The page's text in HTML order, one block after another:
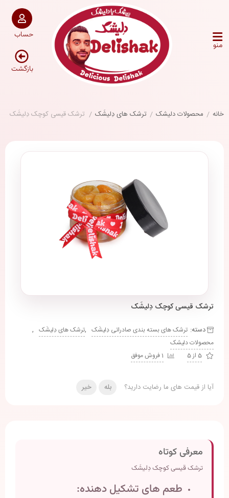
منو
حساب
بازگشت
خانه / محصولات دلیشک / ترشک های دِلیشَک / ترشک قیسی کوچک دِلیشَک
ترشک قیسی کوچک دِلیشَک
دسته: ترشک های بسته بندی صادراتی دِلیشَک ,ترشک های دِلیشَک ,
محصولات دلیشک
5 از 5
1 فروش موفق
آیا از قیمت های ما رضایت دارید؟ بله خیر
معرفی کوتاه
ترشک قیسی کوچک دِلیشَک
طعم های تشکیل دهنده: